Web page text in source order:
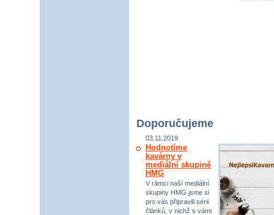
Doporučujeme
03.11.2019
Hodnotíme
kavárny v
mediální skupině
HMG
V rámci naší mediální
skupiny HMG jsme si
pro vás připravili sérii
článků, v nichž s vámi